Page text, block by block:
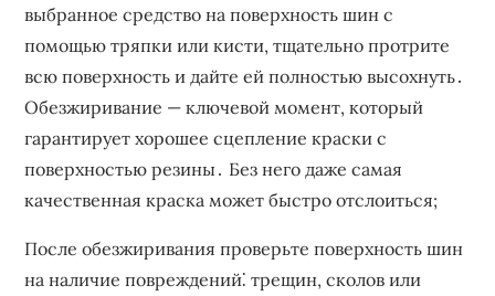
выбранное средство на поверхность шин с
помощью тряпки или кисти, тщательно протрите
всю поверхность и дайте ей полностью высохнуть․
Обезжиривание — ключевой момент, который
гарантирует хорошее сцепление краски с
поверхностью резины․ Без него даже самая
качественная краска может быстро отслоиться;
После обезжиривания проверьте поверхность шин
на наличие повреждений⁚ трещин, сколов или